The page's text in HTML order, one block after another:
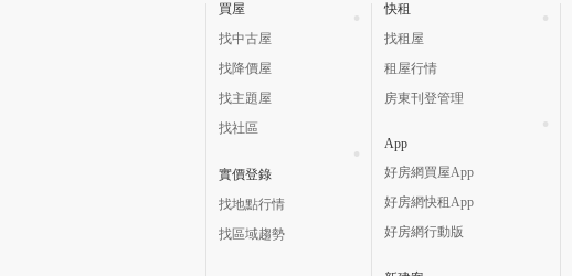
買屋
找中古屋
找降價屋
找主題屋
找社區
實價登錄
找地點行情
找區域趨勢
快租
找租屋
租屋行情
房東刊登管理
App
好房網買屋App
好房網快租App
好房網行動版